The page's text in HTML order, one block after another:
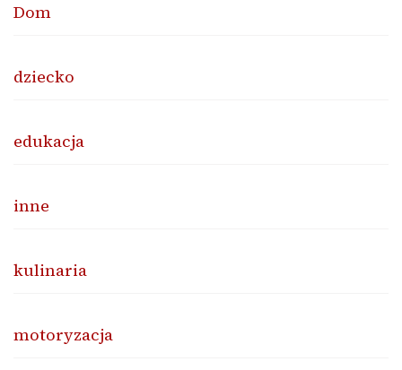
Dom
dziecko
edukacja
inne
kulinaria
motoryzacja